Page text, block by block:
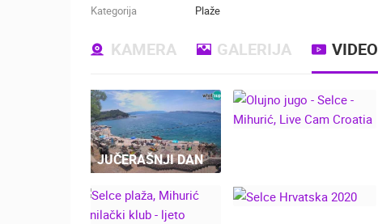
DONACIJE
WEB
TERMS OF
USE
PRIVACY
BANERI
UŽIVO 0 GLEDATELJ(A)
Kategorija
Plaže
KAMERA GALERIJA VIDEO
JUČERAŠNJI DAN
LIVE CAM CROATIA